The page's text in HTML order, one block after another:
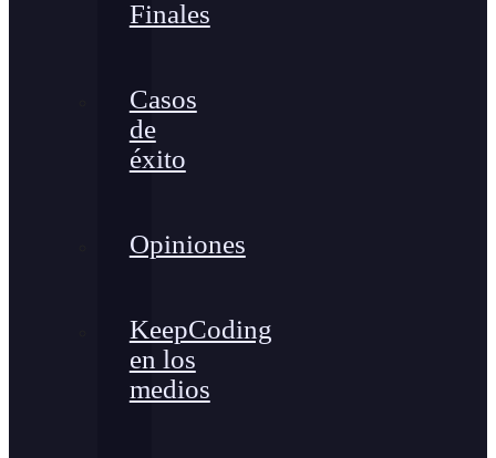
Finales
Casos
de
éxito
Opiniones
KeepCoding
en los
medios